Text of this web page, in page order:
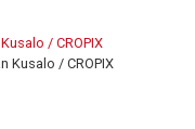
Kusalo / CROPIX